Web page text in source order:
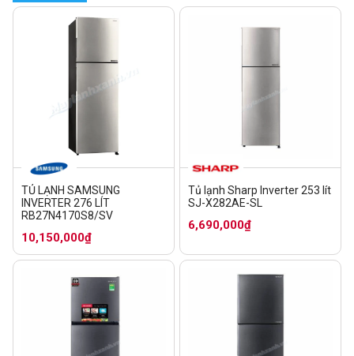
TỦ LẠNH SAMSUNG
INVERTER 276 LÍT
RB27N4170S8/SV
10,150,000₫
Tủ lạnh Sharp Inverter 253 lít
SJ-X282AE-SL
6,690,000₫